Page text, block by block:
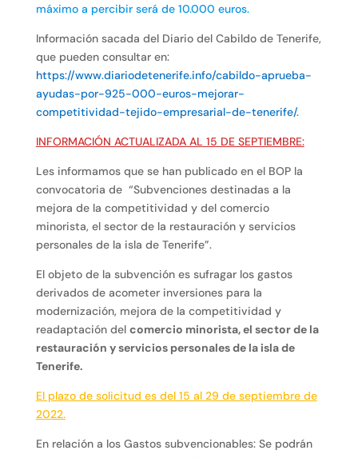
máximo a percibir será de 10.000 euros.
Información sacada del Diario del Cabildo de Tenerife,
que pueden consultar en:
https://www.diariodetenerife.info/cabildo-aprueba-
ayudas-por-925-000-euros-mejorar-
competitividad-tejido-empresarial-de-tenerife/.
INFORMACIÓN ACTUALIZADA AL 15 DE SEPTIEMBRE:
Les informamos que se han publicado en el BOP la
convocatoria de “Subvenciones destinadas a la
mejora de la competitividad y del comercio
minorista, el sector de la restauración y servicios
personales de la isla de Tenerife”.
El objeto de la subvención es sufragar los gastos
derivados de acometer inversiones para la
modernización, mejora de la competitividad y
readaptación del comercio minorista, el sector de la
restauración y servicios personales de la isla de
Tenerife.
El plazo de solicitud es del 15 al 29 de septiembre de
2022.
En relación a los Gastos subvencionables: Se podrán